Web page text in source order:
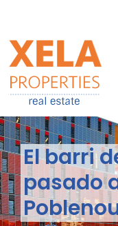
El barri
pasado